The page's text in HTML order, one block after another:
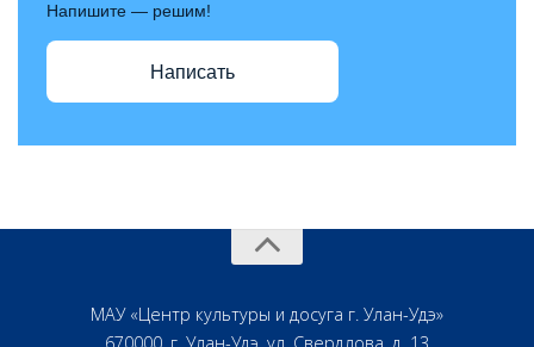
Напишите — решим!
Написать
МАУ «Центр культуры и досуга г. Улан-Удэ»